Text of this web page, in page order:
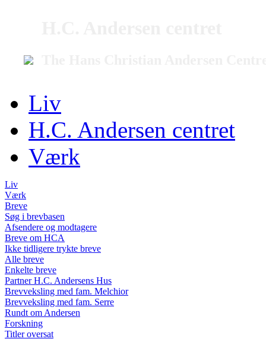
Liv
H.C. Andersen centret
Værk
Liv
Værk
Breve
Søg i brevbasen
Afsendere og modtagere
Breve om HCA
Ikke tidligere trykte breve
Alle breve
Enkelte breve
Partner H.C. Andersens Hus
Brevveksling med fam. Melchior
Brevveksling med fam. Serre
Rundt om Andersen
Forskning
Titler oversat